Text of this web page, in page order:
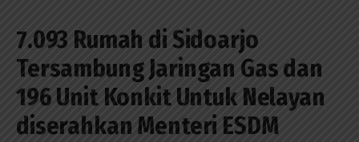
7.093 Rumah di Sidoarjo
Tersambung Jaringan Gas dan
196 Unit Konkit Untuk Nelayan
diserahkan Menteri ESDM